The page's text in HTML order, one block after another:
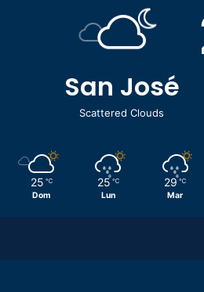
San José
Scattered Clouds
25 ℃
Dom
25 ℃
Lun
29 ℃
Mar